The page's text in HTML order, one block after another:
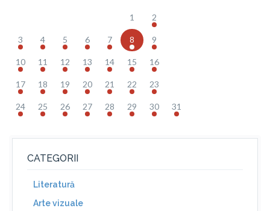
1 2
3 4 5 6 7 8 9
10 11 12 13 14 15 16
17 18 19 20 21 22 23
24 25 26 27 28 29 30 31
CATEGORII
Literatură
Arte vizuale